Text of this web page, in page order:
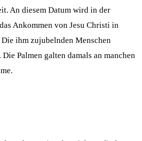
An diesem Datum wird in der
Ankommen von Jesu Christi in
ihm zujubelnden Menschen
Palmen galten damals an manchen